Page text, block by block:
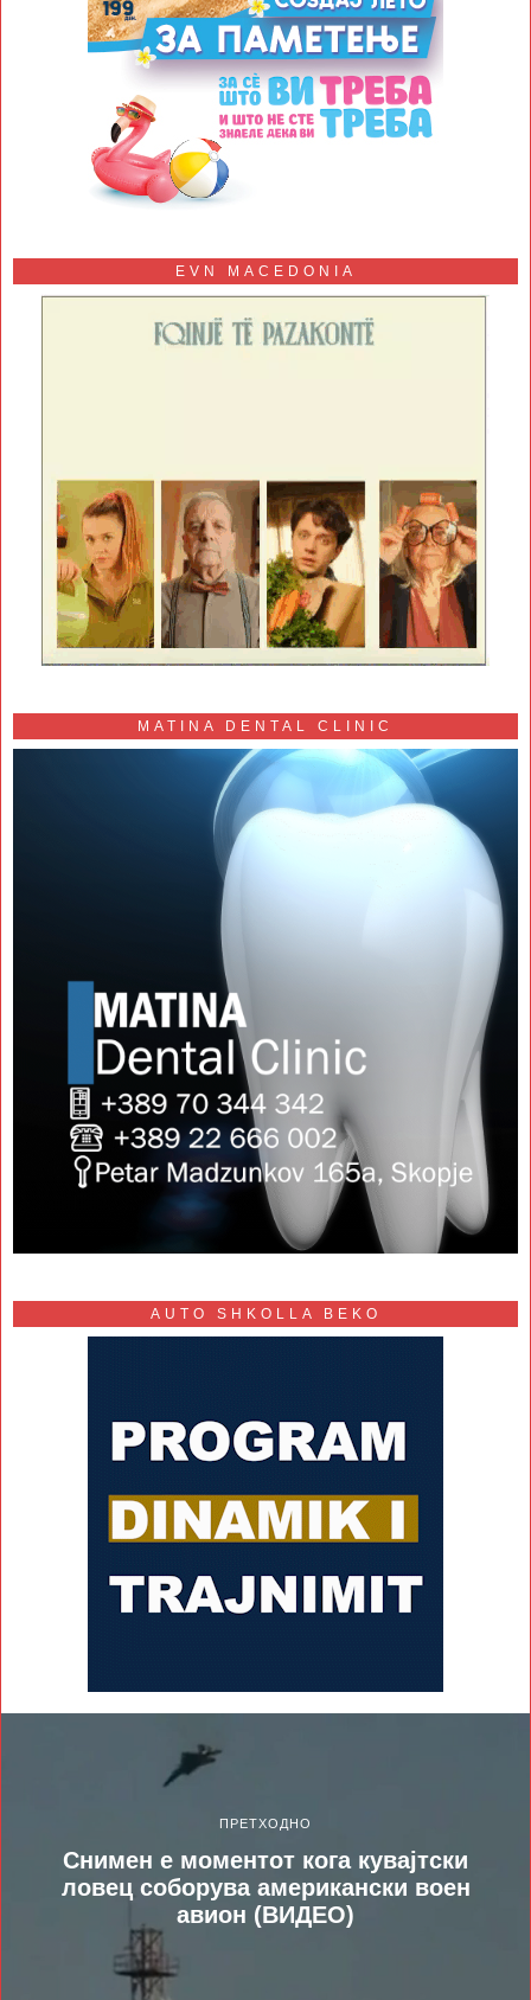
EVN MACEDONIA
MATINA DENTAL CLINIC
AUTO SHKOLLA BEKO
ПРЕТХОДНО
Снимен е моментот кога кувајтски
ловец соборува американски воен
авион (ВИДЕО)